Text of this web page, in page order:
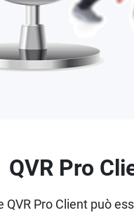
QVR Pro
QVR Pro Client può